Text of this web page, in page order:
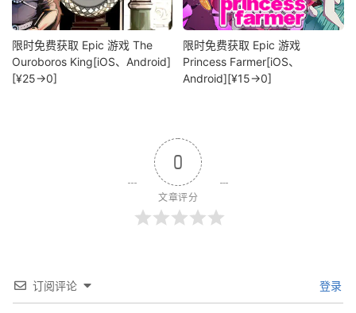
限时免费获取 Epic 游戏 The
Ouroboros King[iOS、Android]
[¥25→0]
限时免费获取 Epic 游戏
Princess Farmer[iOS、
Android][¥15→0]
0
文章评分
订阅评论 登录